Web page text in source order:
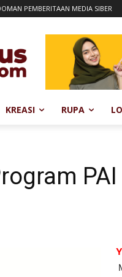
PEMBERITAAN MEDIA SIBER
KREASI RUPA